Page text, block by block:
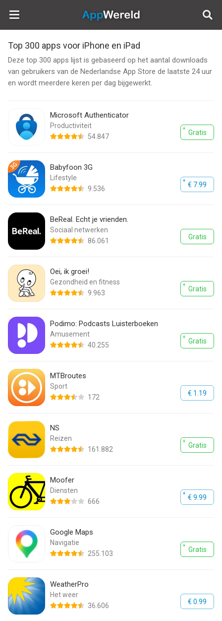
AppWereld
Top 300 apps voor iPhone en iPad
Deze top 300 apps lijst is gebaseerd op het aantal downloads
van gebruikers van de Nederlandse App Store de laatste 24 uur
en wordt meerdere keren per dag bijgewerkt.
Microsoft Authenticator
54.847
Productiviteit
Gratis
Babyfoon 3G
9.536
Lifestyle
€ 7.99
BeReal. Echt je vrienden.
86.061
Sociaal netwerken
Gratis
Oei, ik groei!
9.963
Gezondheid en fitness
Gratis
Podimo: Podcasts Luisterboeken
40.255
Amusement
Gratis
MTBroutes
172
Sport
€ 1.19
NS
161.882
Reizen
Gratis
Moofer
666
Diensten
€ 9.99
Google Maps
255.103
Navigatie
Gratis
WeatherPro
36.606
Het weer
€ 0.99